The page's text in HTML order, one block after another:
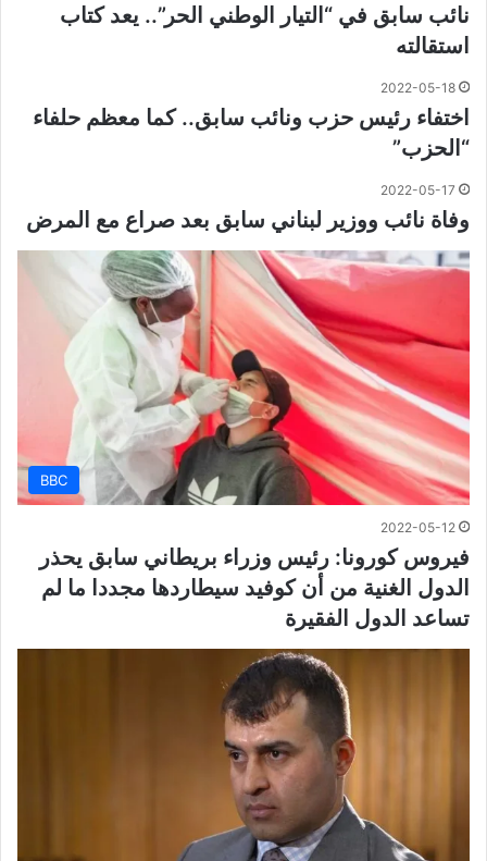
نائب سابق في “التيار الوطني الحر”.. يعد كتاب
استقالته
2022-05-18
اختفاء رئيس حزب ونائب سابق.. كما معظم حلفاء
“الحزب”
2022-05-17
وفاة نائب ووزير لبناني سابق بعد صراع مع المرض
BBC
2022-05-12
فيروس كورونا: رئيس وزراء بريطاني سابق يحذر
الدول الغنية من أن كوفيد سيطاردها مجددا ما لم
تساعد الدول الفقيرة